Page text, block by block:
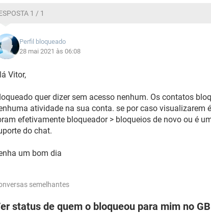
1 / 1
Perfil bloqueado
28 mai 2021 às 06:08
Vitor,
quer dizer sem acesso nenhum. Os contatos
atividade na sua conta. se por caso visualizarem
efetivamente bloqueador > bloqueios de novo ou é
do chat.
um bom dia
semelhantes
status de quem o bloqueou para mim no